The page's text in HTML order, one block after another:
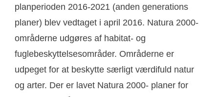
planperioden 2016-2021 (anden generations
planer) blev vedtaget i april 2016. Natura 2000-
områderne udgøres af habitat- og
fuglebeskyttelsesområder. Områderne er
udpeget for at beskytte særligt værdifuld natur
og arter. Der er lavet Natura 2000- planer for